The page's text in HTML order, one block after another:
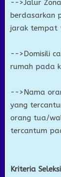
-->Jalur
berdasarkan
jarak tempat
-->Domisili
rumah pada
-->Nama
yang
orang tua/
tercantum
Kriteria Seleksi